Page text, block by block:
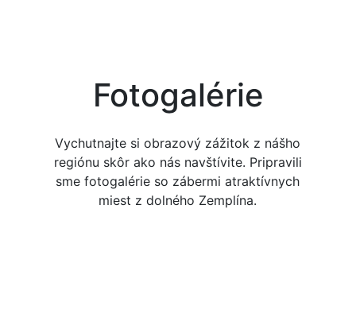
Fotogalérie
Vychutnajte si obrazový zážitok z nášho
regiónu skôr ako nás navštívite. Pripravili
sme fotogalérie so zábermi atraktívnych
miest z dolného Zemplína.